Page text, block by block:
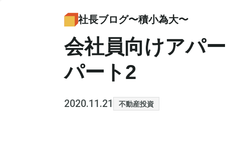
不動産投資
賃貸管理
土地活用
不動産投資
賃貸管理
土地活用
社長ブログ〜積小為大〜
会社員向けアパ
パート2
2020.11.21 不動産投資